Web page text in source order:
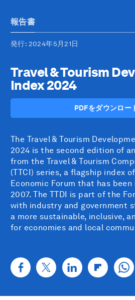
報告書
発行: 2024年5月21日
Travel & Tourism
Index 2024
PDFをダウンロー
The Travel & Tourism
2024 is the second edition of
from the Travel & Tourism
(TTCI) series, a flagship index
Economic Forum that has
2007. The TTDI is part of the
with industry and government
a more sustainable, inclusive,
for economies and local